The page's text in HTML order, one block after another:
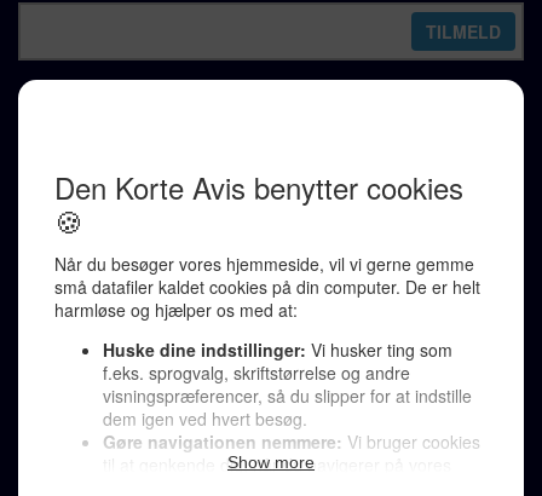
Karen Jespersen
Redaktionen kontaktes via mail til
redaktion@denkorteavis.dk
Telefonsvarer 20 30 10 96
Von Ostensgade 22, 2791 Dragør
LINKS
Tidligere aviser >
Støt Den Korte Avis >